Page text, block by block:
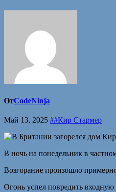
ОтCodeNinja
Май 13, 2025 ##Кир Стармер
В ночь на понедельник в
Возгорание произошло
Огонь успел повредить входную